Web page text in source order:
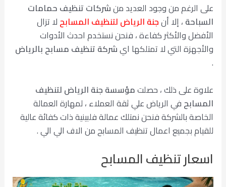
على الرغم من وجود العديد منشركات تنظيف حمامات
السباحة ، إلا أنجنة الرياض لتنظيف المسابح لا تزال
الأفضل والأكثر كفاءة ، فنحن نستخدم احدث الأدوات
والأجهزة التي لا تمتلكها ايشركة تنظيف مسابح بالرياض
.
علاوة على ذلك ، حصلتمؤسسة جنة الرياض لتنظيف
المسابح في الرياض علي ثقة العملاء ، لمهارة العمالة
الخاصة بالشركة فنحن نمتلك عمالة فلبينية ذات كفائة عالية
للقيام بجميع اعمال تنظيف المسابح من الاف الي الي .
اسعارتنظيفالمسابح